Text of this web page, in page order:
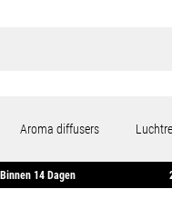
Aroma diffusers
Binnen 14 Dagen